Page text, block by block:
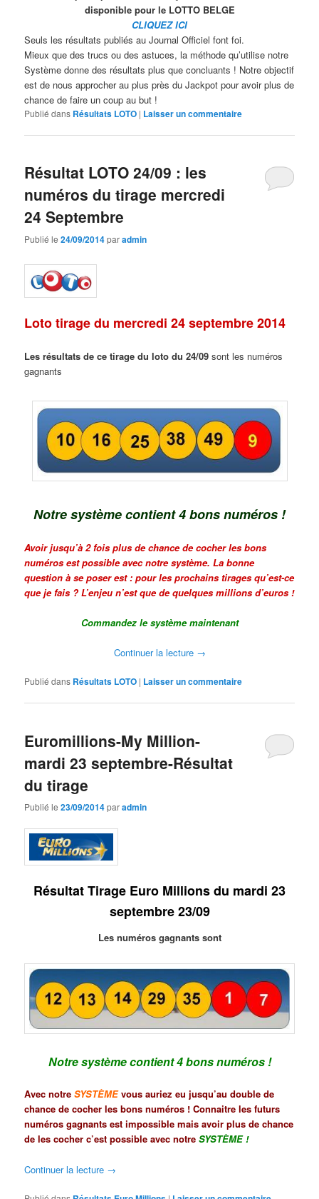
disponible pour le LOTTO BELGE
CLIQUEZ ICI
Seuls les résultats publiés au Journal Officiel font foi.
Mieux que des trucs ou des astuces, la méthode qu’utilise notre
Système donne des résultats plus que concluants ! Notre objectif
est de nous approcher au plus près du Jackpot pour avoir plus de
chance de faire un coup au but !
Publié dans Résultats LOTO | Laisser un commentaire
Résultat LOTO 24/09 : les
numéros du tirage mercredi
24 Septembre
Publié le24/09/2014paradmin
Loto tirage du mercredi 24 septembre 2014
Les résultats de ce tirage du loto du 24/09 sont les numéros
gagnants
Notre système contient 4 bons numéros !
Avoir jusqu’à 2 fois plus de chance de cocher les bons
numéros est possible avec notre système. La bonne
question à se poser est : pour les prochains tirages qu’est-ce
que je fais ? L’enjeu n’est que de quelques millions d’euros !
Commandez le système maintenant
Continuer la lecture →
Publié dans Résultats LOTO | Laisser un commentaire
Euromillions-My Million-
mardi 23 septembre-Résultat
du tirage
Publié le23/09/2014paradmin
Résultat Tirage Euro Millions du mardi 23
septembre 23/09
Les numéros gagnants sont
Notre système contient 4 bons numéros !
Avec notreSYSTÈMEvous auriez eu jusqu’au double de
chance de cocher les bons numéros ! Connaitre les futurs
numéros gagnants est impossible mais avoir plus de chance
de les cocher c’est possible avec notreSYSTÈME!
Continuer la lecture →